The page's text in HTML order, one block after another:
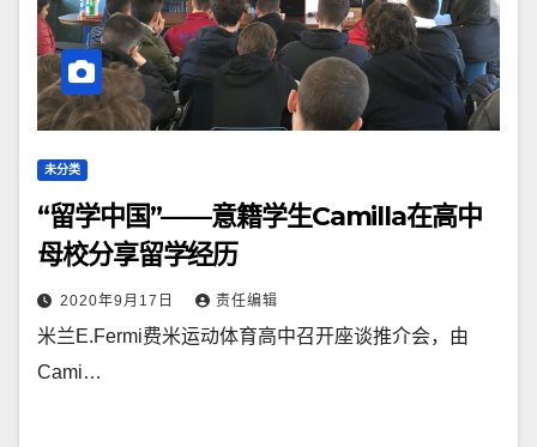
未分类
“留学中国”——意籍学生Camilla在高中
母校分享留学经历
2020年9月17日 责任编辑
米兰E.Fermi费米运动体育高中召开座谈推介会，由
Cami…